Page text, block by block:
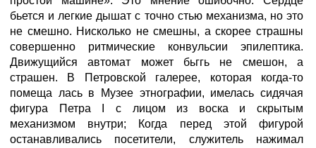
бьется и легкие дышат с точно стью механизма, но это
не смешно. Нисколько не смешны, а скорее страшны
совершенно ритмические конвульсии эпилептика.
Движущийся автомат может бьггь не смешон, а
страшен. В Петровской галерее, которая когда-то
помеща лась в Музее этнографии, имелась сидячая
фигура Петра I с лицом из воска и скрытым
механизмом внутри; Когда перед этой фигурой
останавливались посетители, служитель нажимал